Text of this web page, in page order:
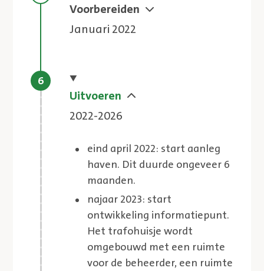
Stap voltooid
Voorbereiden
Januari 2022
Huidige stap
Uitvoeren
2022-2026
eind april 2022: start aanleg
haven. Dit duurde ongeveer 6
maanden.
najaar 2023: start
ontwikkeling informatiepunt.
Het trafohuisje wordt
omgebouwd met een ruimte
voor de beheerder, een ruimte